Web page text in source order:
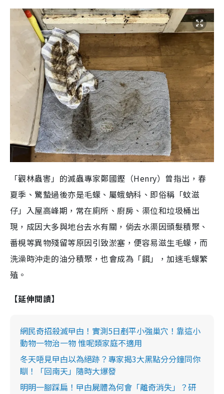
「觀林蟲害」的滅蟲專家鄭國鏗（Henry）曾指出，春
夏季、驚蟄過後亦是毛蠓、屬蛾蚋科、即俗稱「蚊滋
仔」入屋高峰期，常在廁所、廚房、渠位和垃圾桶出
現，成因大多與地台去水有關，倘去水渠因頭髮積聚、
番梘等異物殘留等原因引致淤塞，便容易滋生毛蠓，而
洗澡時沖走的油分積聚，也會成為「餌」，加速毛蠓繁
殖。
【延伸閱讀】
網民奇招殺滅曱甴！實測5日剷平小強巢穴！靠這小
動物一物治一物 惟呢類家庭不適用
冬天唔見曱甴以為絕跡？專家揭3大黑點分分鐘同你
瞓！「回南天」隨時大爆發
明明一腳踩扁！曱甴屍體為何會「離奇消失」？研